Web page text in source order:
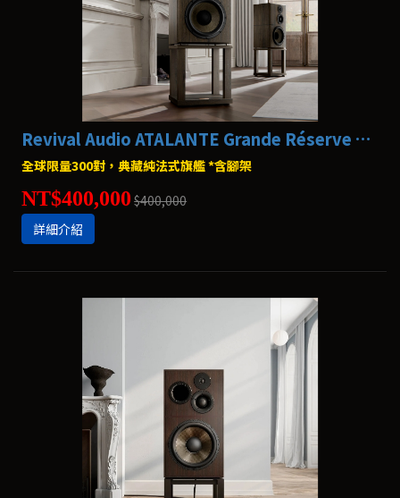
Revival Audio ATALANTE Grande Réserve 書架喇叭
全球限量300對，典藏純法式旗艦 *含腳架
NT$400,000 $400,000
詳細介紹